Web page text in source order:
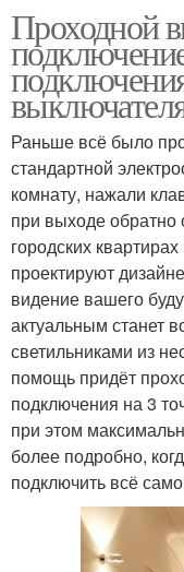
Проходной
Раньше всё было
стандартной
комнату, нажали
при выходе
городских
проектируют
видение вашего
актуальным станет
светильниками из
помощь придёт
подключения на 3
при этом
более подробно,
подключить всё